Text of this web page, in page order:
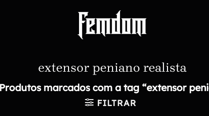
extensor peniano realista
Produtos marcados com a tag “extensor
FILTRAR